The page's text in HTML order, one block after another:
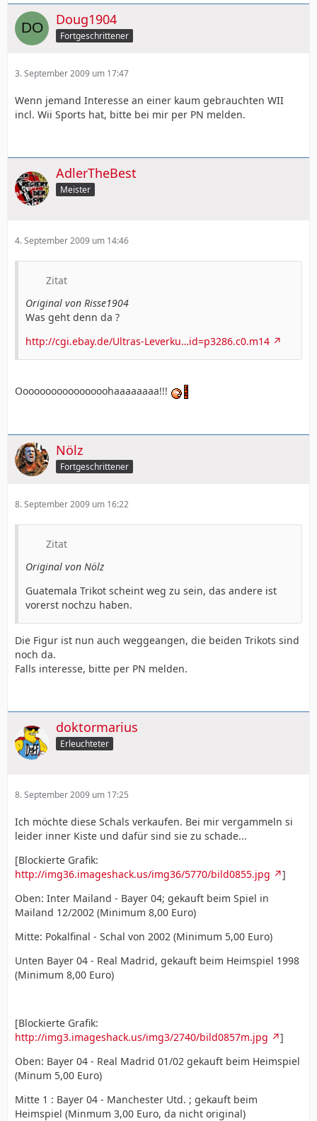
Doug1904
Fortgeschrittener
3. September 2009 um 17:47
Wenn jemand Interesse an einer kaum gebrauchten WII
incl. Wii Sports hat, bitte bei mir per PN melden.
AdlerTheBest
Meister
4. September 2009 um 14:46
Zitat
Original von Risse1904
Was geht denn da ?
http://cgi.ebay.de/Ultras-Leverku…id=p3286.c0.m14
Oooooooooooooooohaaaaaaaa!!!
Nölz
Fortgeschrittener
8. September 2009 um 16:22
Zitat
Original von Nölz
Guatemala Trikot scheint weg zu sein, das andere ist
vorerst nochzu haben.
Die Figur ist nun auch weggeangen, die beiden Trikots sind
noch da.
Falls interesse, bitte per PN melden.
doktormarius
Erleuchteter
8. September 2009 um 17:25
Ich möchte diese Schals verkaufen. Bei mir vergammeln si
leider inner Kiste und dafür sind sie zu schade...
[Blockierte Grafik:
http://img36.imageshack.us/img36/5770/bild0855.jpg
]
Oben: Inter Mailand - Bayer 04; gekauft beim Spiel in
Mailand 12/2002 (Minimum 8,00 Euro)
Mitte: Pokalfinal - Schal von 2002 (Minimum 5,00 Euro)
Unten Bayer 04 - Real Madrid, gekauft beim Heimspiel 1998
(Minimum 8,00 Euro)
[Blockierte Grafik:
http://img3.imageshack.us/img3/2740/bild0857m.jpg
]
Oben: Bayer 04 - Real Madrid 01/02 gekauft beim Heimspiel
(Minum 5,00 Euro)
Mitte 1 : Bayer 04 - Manchester Utd. ; gekauft beim
Heimspiel (Minmum 3,00 Euro, da nicht original)